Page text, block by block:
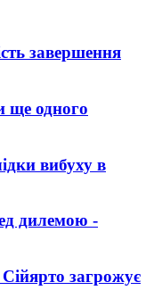
завершення
ще одного
вибуху в
дилемою -
загрожує